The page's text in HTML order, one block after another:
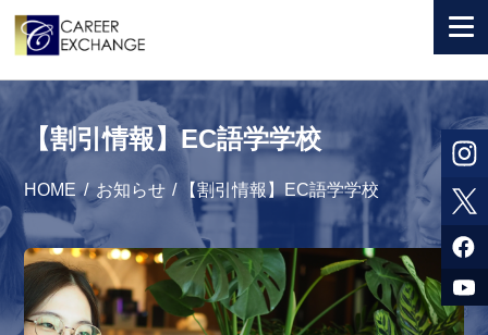
+ 国から選ぶ
+ 目的から選ぶ
求人検索
参加者体験談
よくある質問
【割引情報】EC語学学校
HOME / お知らせ / 【割引情報】EC語学学校